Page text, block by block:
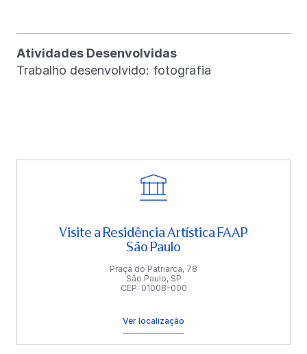
Atividades Desenvolvidas
Trabalho desenvolvido: fotografia
Visite a Residência Artística FAAP
São Paulo
Praça do Patriarca, 78
São Paulo, SP
CEP: 01008-000
Ver localização